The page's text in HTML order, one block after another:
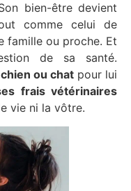
bien-être devient
comme celui de
famille ou proche. Et
de sa santé.
ou chat pour lui
frais vétérinaires
vie ni la vôtre.